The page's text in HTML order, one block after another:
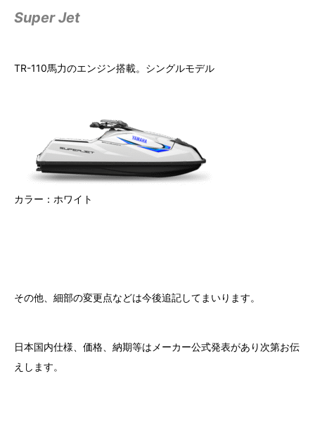
Super Jet
TR-110馬力のエンジン搭載。シングルモデル
カラー：ホワイト
その他、細部の変更点などは今後追記してまいります。
日本国内仕様、価格、納期等はメーカー公式発表があり次第お伝
えします。